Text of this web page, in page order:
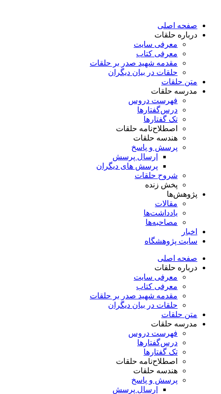
محتوا
صفحه اصلی
درباره حلقات
معرفی سایت
معرفی کتاب
مقدمه شهید صدر بر حلقات
حلقات در بیان دیگران
متن حلقات
مدرسه حلقات
فهرست دروس
درس‌گفتار‌ها
تک گفتارها
اصطلاح‌نامه حلقات
هندسه حلقات
پرسش و پاسخ
ارسال پرسش
پرسش های دیگران
شروح حلقات
پخش زنده
پژوهش‌ها
مقالات
یادداشت‌ها
مصاحبه‌ها
اخبار
سایت پژوهشگاه
صفحه اصلی
درباره حلقات
معرفی سایت
معرفی کتاب
مقدمه شهید صدر بر حلقات
حلقات در بیان دیگران
متن حلقات
مدرسه حلقات
فهرست دروس
درس‌گفتار‌ها
تک گفتارها
اصطلاح‌نامه حلقات
هندسه حلقات
پرسش و پاسخ
ارسال پرسش